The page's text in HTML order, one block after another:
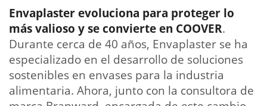
Envaplaster evoluciona para proteger lo
más valioso y se convierte en COOVER.
Durante cerca de 40 años, Envaplaster se ha
especializado en el desarrollo de soluciones
sostenibles en envases para la industria
alimentaria. Ahora, junto con la consultora de